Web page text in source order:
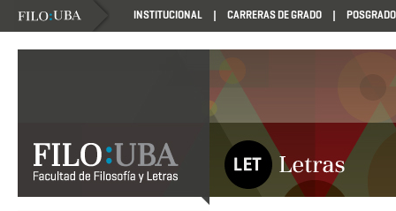
INSTITUCIONAL CARRERAS DE GRADO POSGRADO